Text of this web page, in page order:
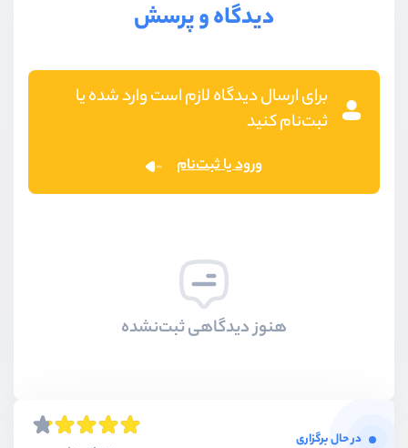
دیدگاه و پرسش
برای ارسال دیدگاه لازم است وارد شده یا
ثبت‌نام کنید
ورود یا ثبت‌نام
هنوز دیدگاهی ثبت‌نشده
در حال برگزاری